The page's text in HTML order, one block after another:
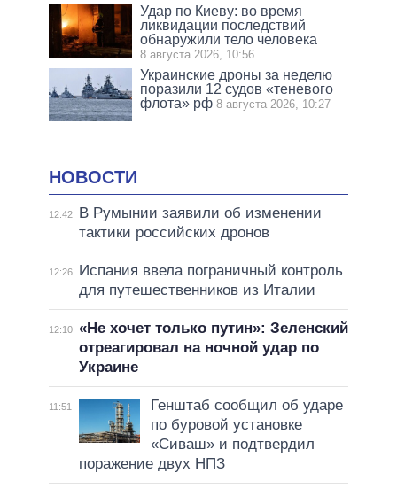
Удар по Киеву: во время
ликвидации последствий
обнаружили тело человека
8 августа 2026, 10:56
Украинские дроны за неделю
поразили 12 судов «теневого
флота» рф 8 августа 2026, 10:27
НОВОСТИ
12:42
В Румынии заявили об изменении
тактики российских дронов
12:26
Испания ввела пограничный контроль
для путешественников из Италии
12:10 «Не хочет только путин»: Зеленский
отреагировал на ночной удар по
Украине
11:51
Генштаб сообщил об ударе
по буровой установке
«Сиваш» и подтвердил
поражение двух НПЗ